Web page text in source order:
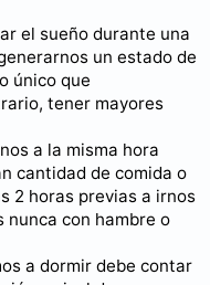
el sueño durante una
un estado de
único que
tener mayores
a la misma hora
cantidad de comida o
2 horas previas a irnos
nunca con hambre o
a dormir debe contar